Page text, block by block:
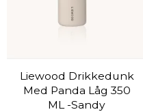
Liewood Drikkedunk
Med Panda Låg 350
ML -Sandy